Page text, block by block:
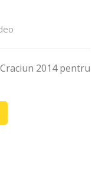
2014 pentru